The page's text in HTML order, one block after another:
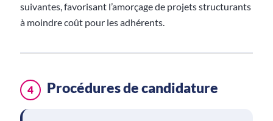
suivantes, favorisant l’amorçage de projets structurants
à moindre coût pour les adhérents.
4 Procédures de candidature